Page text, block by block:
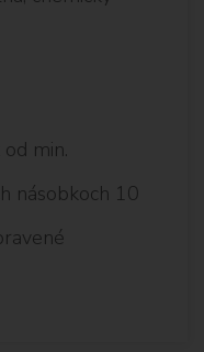
min.
násobkoch 10